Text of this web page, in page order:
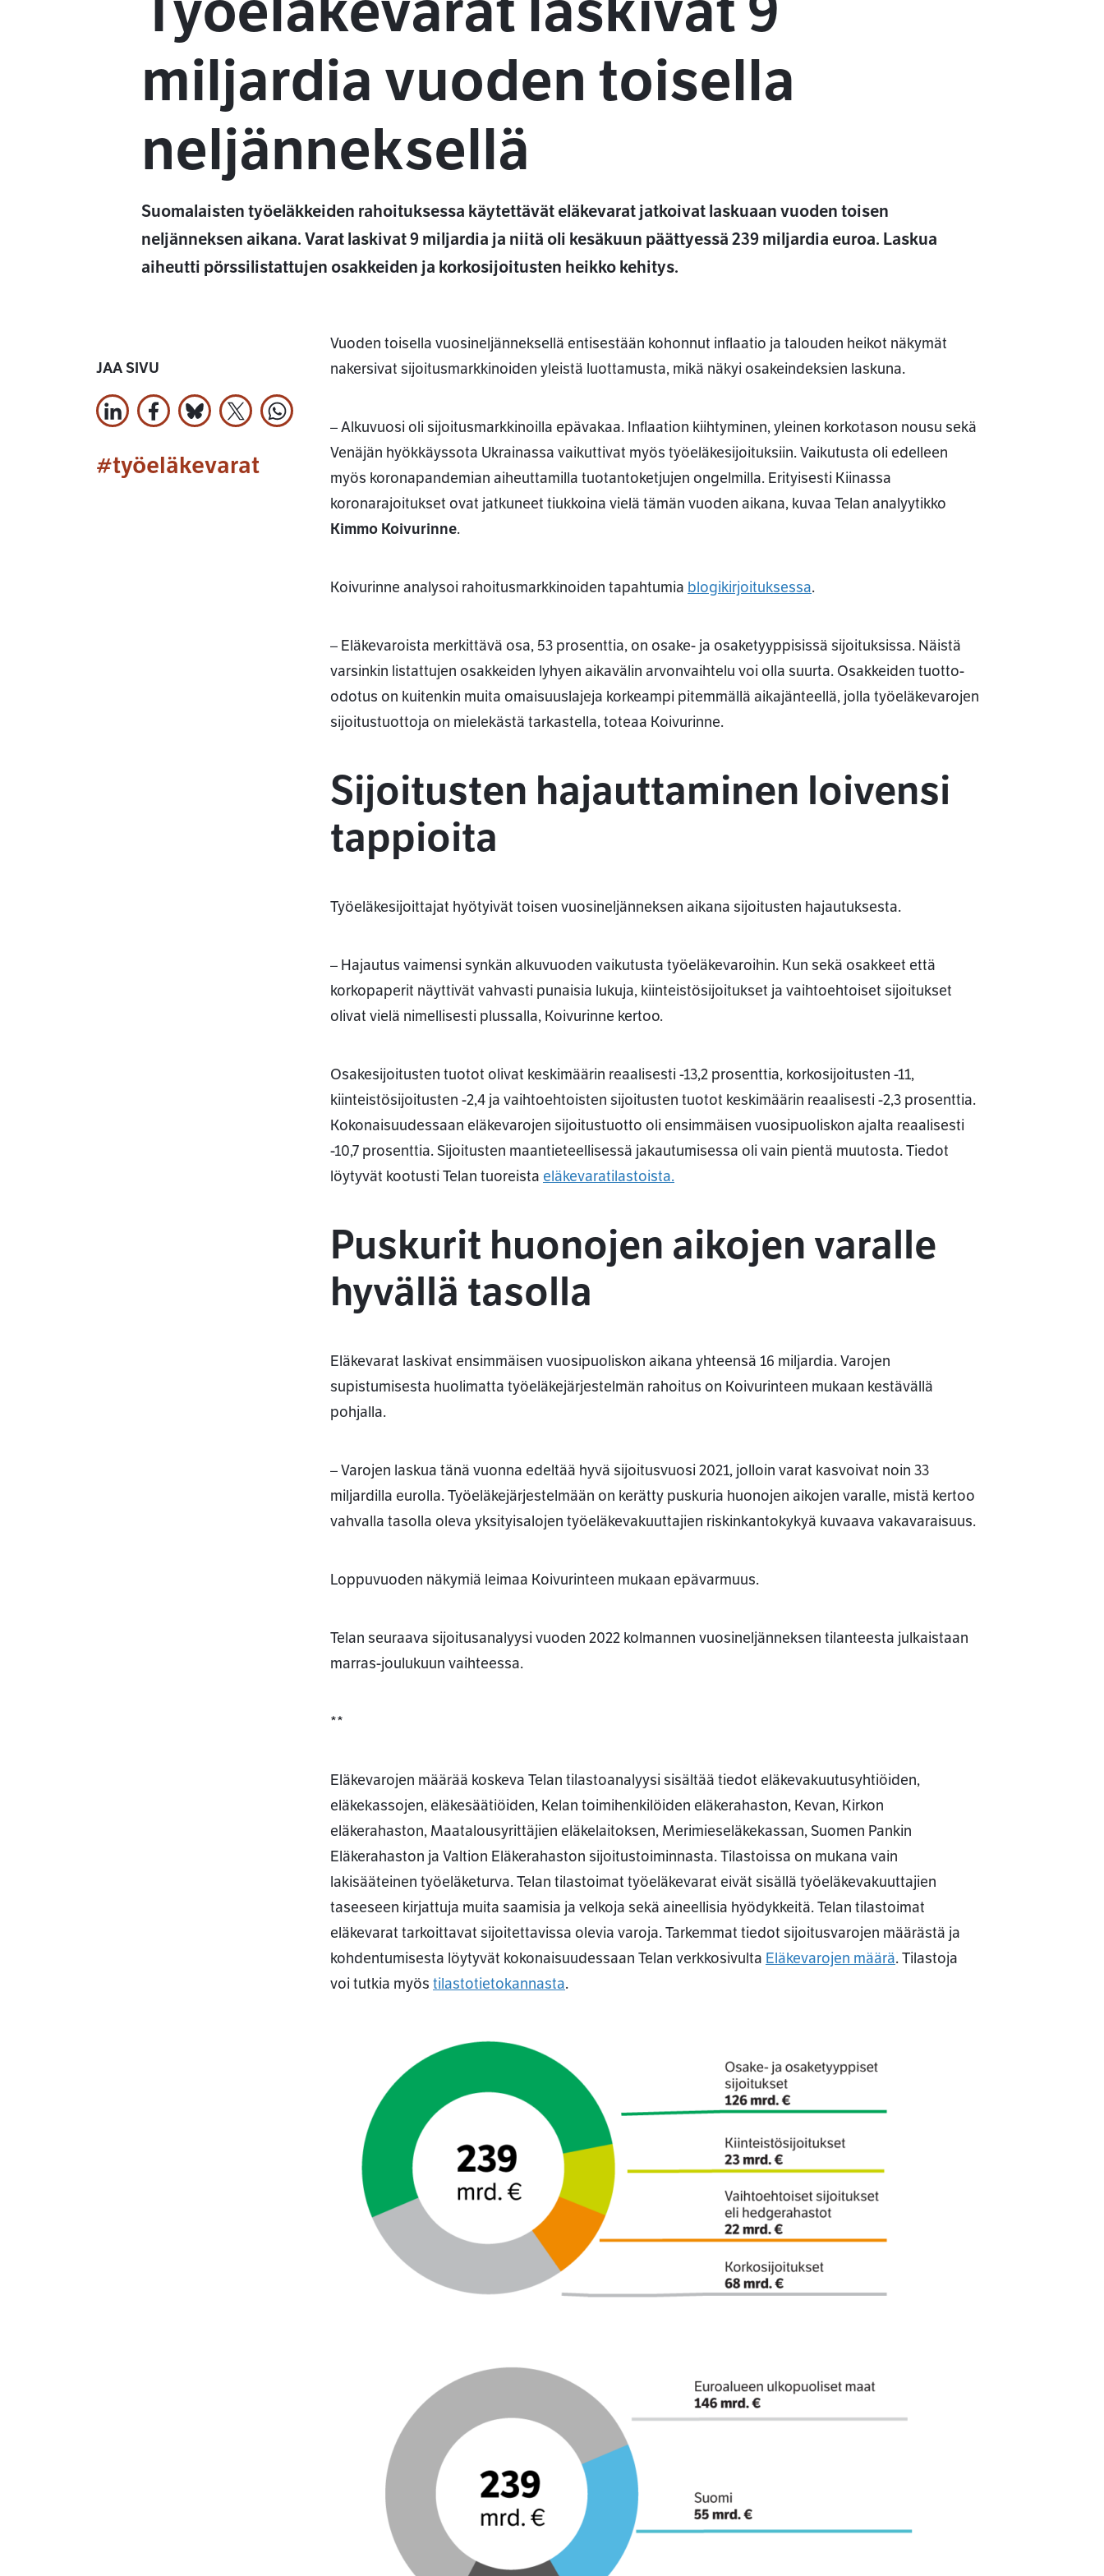
miljardia vuoden toisella
neljänneksellä
Suomalaisten työeläkkeiden rahoituksessa käytettävät eläkevarat jatkoivat laskuaan vuoden toisen
neljänneksen aikana. Varat laskivat 9 miljardia ja niitä oli kesäkuun päättyessä 239 miljardia euroa. Laskua
aiheutti pörssilistattujen osakkeiden ja korkosijoitusten heikko kehitys.
Vuoden toisella vuosineljänneksellä entisestään kohonnut inflaatio ja talouden heikot näkymät
nakersivat sijoitusmarkkinoiden yleistä luottamusta, mikä näkyi osakeindeksien laskuna.
– Alkuvuosi oli sijoitusmarkkinoilla epävakaa. Inflaation kiihtyminen, yleinen korkotason nousu sekä
Venäjän hyökkäyssota Ukrainassa vaikuttivat myös työeläkesijoituksiin. Vaikutusta oli edelleen
myös koronapandemian aiheuttamilla tuotantoketjujen ongelmilla. Erityisesti Kiinassa
koronarajoitukset ovat jatkuneet tiukkoina vielä tämän vuoden aikana, kuvaa Telan analyytikko
Kimmo Koivurinne.
Koivurinne analysoi rahoitusmarkkinoiden tapahtumia blogikirjoituksessa.
– Eläkevaroista merkittävä osa, 53 prosenttia, on osake- ja osaketyyppisissä sijoituksissa. Näistä
varsinkin listattujen osakkeiden lyhyen aikavälin arvonvaihtelu voi olla suurta. Osakkeiden tuotto-
odotus on kuitenkin muita omaisuuslajeja korkeampi pitemmällä aikajänteellä, jolla työeläkevarojen
sijoitustuottoja on mielekästä tarkastella, toteaa Koivurinne.
Sijoitusten hajauttaminen loivensi
tappioita
Työeläkesijoittajat hyötyivät toisen vuosineljänneksen aikana sijoitusten hajautuksesta.
– Hajautus vaimensi synkän alkuvuoden vaikutusta työeläkevaroihin. Kun sekä osakkeet että
korkopaperit näyttivät vahvasti punaisia lukuja, kiinteistösijoitukset ja vaihtoehtoiset sijoitukset
olivat vielä nimellisesti plussalla, Koivurinne kertoo.
Osakesijoitusten tuotot olivat keskimäärin reaalisesti -13,2 prosenttia, korkosijoitusten -11,
kiinteistösijoitusten -2,4 ja vaihtoehtoisten sijoitusten tuotot keskimäärin reaalisesti -2,3 prosenttia.
Kokonaisuudessaan eläkevarojen sijoitustuotto oli ensimmäisen vuosipuoliskon ajalta reaalisesti
-10,7 prosenttia. Sijoitusten maantieteellisessä jakautumisessa oli vain pientä muutosta. Tiedot
löytyvät kootusti Telan tuoreista eläkevaratilastoista.
Puskurit huonojen aikojen varalle
hyvällä tasolla
Eläkevarat laskivat ensimmäisen vuosipuoliskon aikana yhteensä 16 miljardia. Varojen
supistumisesta huolimatta työeläkejärjestelmän rahoitus on Koivurinteen mukaan kestävällä
pohjalla.
– Varojen laskua tänä vuonna edeltää hyvä sijoitusvuosi 2021, jolloin varat kasvoivat noin 33
miljardilla eurolla. Työeläkejärjestelmään on kerätty puskuria huonojen aikojen varalle, mistä kertoo
vahvalla tasolla oleva yksityisalojen työeläkevakuuttajien riskinkantokykyä kuvaava vakavaraisuus.
Loppuvuoden näkymiä leimaa Koivurinteen mukaan epävarmuus.
Telan seuraava sijoitusanalyysi vuoden 2022 kolmannen vuosineljänneksen tilanteesta julkaistaan
marras-joulukuun vaihteessa.
**
Eläkevarojen määrää koskeva Telan tilastoanalyysi sisältää tiedot eläkevakuutusyhtiöiden,
eläkekassojen, eläkesäätiöiden, Kelan toimihenkilöiden eläkerahaston, Kevan, Kirkon
eläkerahaston, Maatalousyrittäjien eläkelaitoksen, Merimieseläkekassan, Suomen Pankin
Eläkerahaston ja Valtion Eläkerahaston sijoitustoiminnasta. Tilastoissa on mukana vain
lakisääteinen työeläketurva. Telan tilastoimat työeläkevarat eivät sisällä työeläkevakuuttajien
taseeseen kirjattuja muita saamisia ja velkoja sekä aineellisia hyödykkeitä. Telan tilastoimat
eläkevarat tarkoittavat sijoitettavissa olevia varoja. Tarkemmat tiedot sijoitusvarojen määrästä ja
kohdentumisesta löytyvät kokonaisuudessaan Telan verkkosivulta Eläkevarojen määrä. Tilastoja
voi tutkia myös tilastotietokannasta.
JAA SIVU
Jaa LinkedInissä
Jaa Facebookissa
Jaa Bluesky:ssa
Jaa X:ssäJaa WhatsApissa
#työeläkevarat